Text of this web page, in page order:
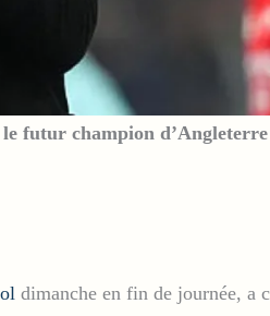
futur champion
dimanche en fin de journée, a